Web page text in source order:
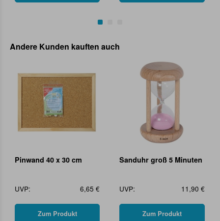
Andere Kunden kauften auch
Pinwand 40 x 30 cm
UVP: 6,65 €
Zum Produkt
Sanduhr groß 5 Minuten
UVP: 11,90 €
Zum Produkt